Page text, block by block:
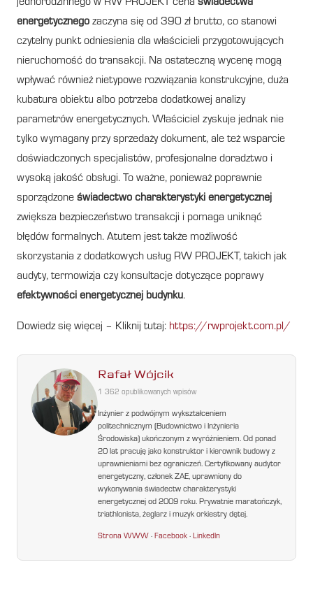
jednorodzinnego w RW PROJEKT cena świadectwa
energetycznego zaczyna się od 390 zł brutto, co stanowi
czytelny punkt odniesienia dla właścicieli przygotowujących
nieruchomość do transakcji. Na ostateczną wycenę mogą
wpływać również nietypowe rozwiązania konstrukcyjne, duża
kubatura obiektu albo potrzeba dodatkowej analizy
parametrów energetycznych. Właściciel zyskuje jednak nie
tylko wymagany przy sprzedaży dokument, ale też wsparcie
doświadczonych specjalistów, profesjonalne doradztwo i
wysoką jakość obsługi. To ważne, ponieważ poprawnie
sporządzone świadectwo charakterystyki energetycznej
zwiększa bezpieczeństwo transakcji i pomaga uniknąć
błędów formalnych. Atutem jest także możliwość
skorzystania z dodatkowych usług RW PROJEKT, takich jak
audyty, termowizja czy konsultacje dotyczące poprawy
efektywności energetycznej budynku.
Dowiedz się więcej – Kliknij tutaj: https://rwprojekt.com.pl/
Rafał Wójcik
1 362 opublikowanych wpisów
Inżynier z podwójnym wykształceniem
politechnicznym (Budownictwo i Inżynieria
Środowiska) ukończonym z wyróżnieniem. Od ponad
20 lat pracuję jako konstruktor i kierownik budowy z
uprawnieniami bez ograniczeń. Certyfikowany audytor
energetyczny, członek ZAE, uprawniony do
wykonywania świadectw charakterystyki
energetycznej od 2009 roku. Prywatnie maratończyk,
triathlonista, żeglarz i muzyk orkiestry dętej.
Strona WWW ·Facebook ·LinkedIn